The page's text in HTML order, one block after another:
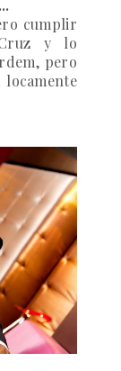
cumplir
y lo
pero
locamente